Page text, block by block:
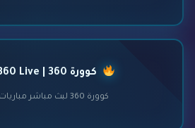
كوورة 360 | Kooora 360 Live
كوورة 360 لبث مباشر مباريات اليوم HD